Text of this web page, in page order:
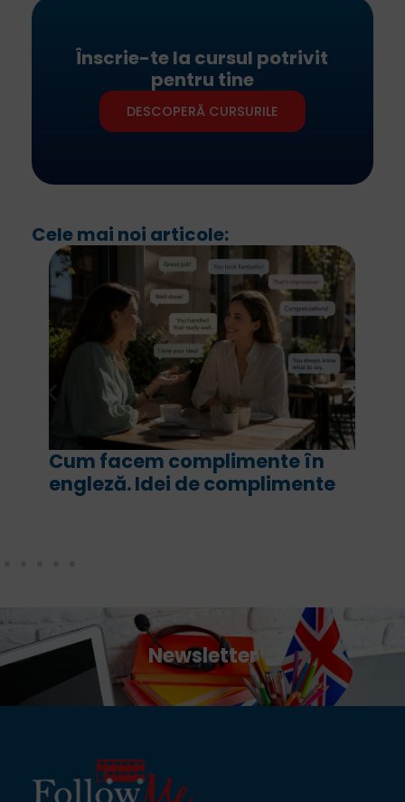
Înscrie-te la cursul potrivit
pentru tine
DESCOPERĂ CURSURILE
Cele mai noi articole:
Cum facem complimente în
engleză. Idei de complimente
Newsletter